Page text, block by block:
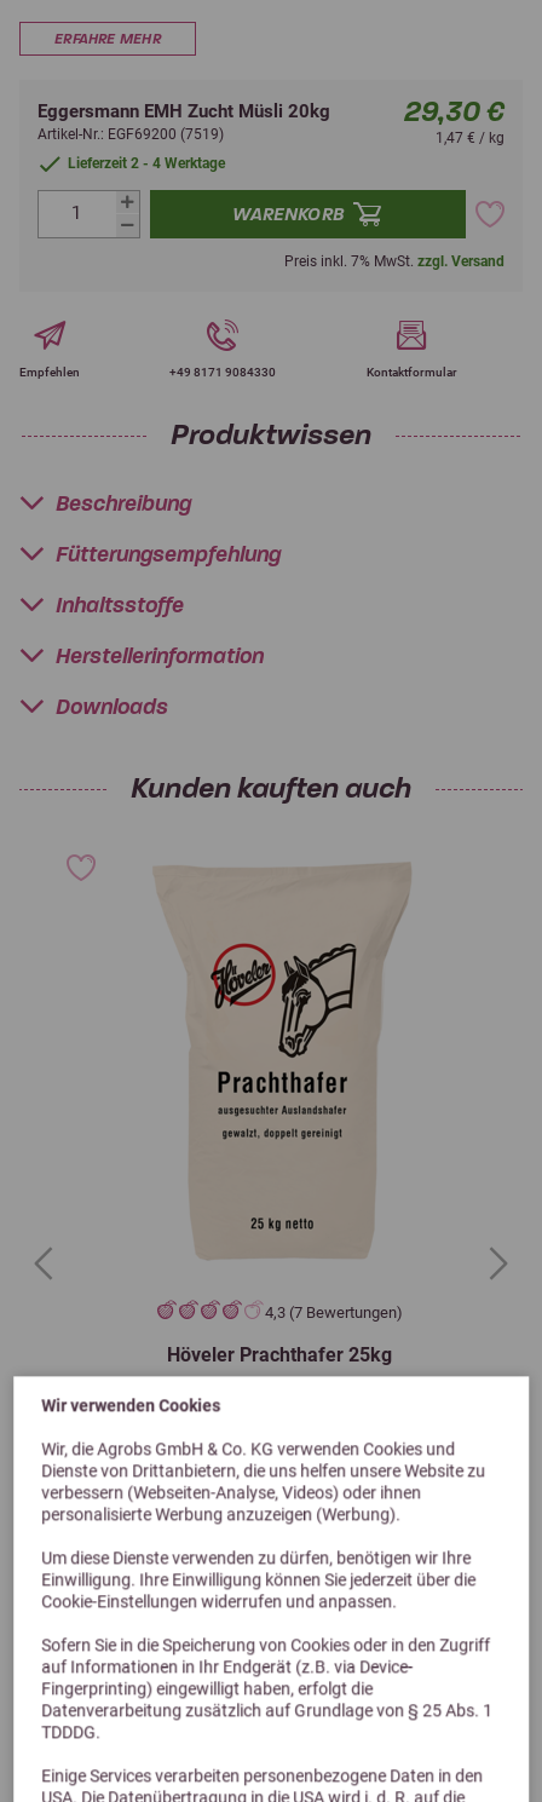
Wir verwenden Cookies
Wir, die Agrobs GmbH & Co. KG verwenden Cookies und
Dienste von Drittanbietern, die uns helfen unsere Website zu
verbessern (Webseiten-Analyse, Videos) oder ihnen
personalisierte Werbung anzuzeigen (Werbung).
Um diese Dienste verwenden zu dürfen, benötigen wir Ihre
Einwilligung. Ihre Einwilligung können Sie jederzeit über die
Cookie-Einstellungen widerrufen und anpassen.
Sofern Sie in die Speicherung von Cookies oder in den Zugriff
auf Informationen in Ihr Endgerät (z.B. via Device-
Fingerprinting) eingewilligt haben, erfolgt die
Datenverarbeitung zusätzlich auf Grundlage von § 25 Abs. 1
TDDDG.
Einige Services verarbeiten personenbezogene Daten in den
USA. Die Datenübertragung in die USA wird i. d. R. auf die
ERFAHRE MEHR
Eggersmann EMH Zucht Müsli 20kg
Artikel-Nr.: EGF69200 (7519)
Lieferzeit 2 - 4 Werktage
29,30 €
1,47 € / kg
WARENKORB
Preis inkl. 7% MwSt. zzgl. Versand
Empfehlen +49 8171 9084330 Kontaktformular
Produktwissen
Beschreibung
Fütterungsempfehlung
Inhaltsstoffe
Herstellerinformation
Downloads
Kunden kauften auch
4,3 (7 Bewertungen)
Höveler Prachthafer 25kg
Previous Next
Alternative Produkte